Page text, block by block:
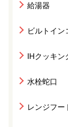
給湯器
ビルトイン
IHクッキン
水栓蛇口
レンジフー